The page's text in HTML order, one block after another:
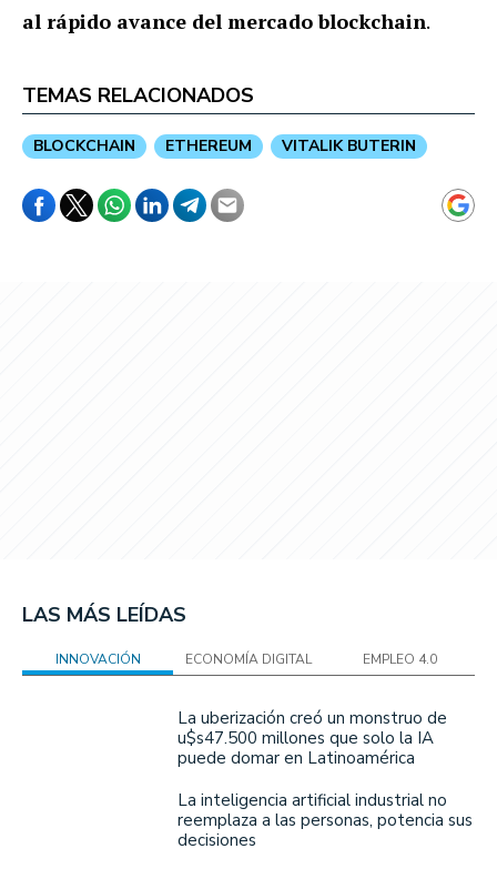
al rápido avance del mercado blockchain.
TEMAS RELACIONADOS
BLOCKCHAIN ETHEREUM VITALIK BUTERIN
LAS MÁS LEÍDAS
INNOVACIÓN ECONOMÍA DIGITAL EMPLEO 4.0
La uberización creó un monstruo de
u$s47.500 millones que solo la IA
puede domar en Latinoamérica
La inteligencia artificial industrial no
reemplaza a las personas, potencia sus
decisiones